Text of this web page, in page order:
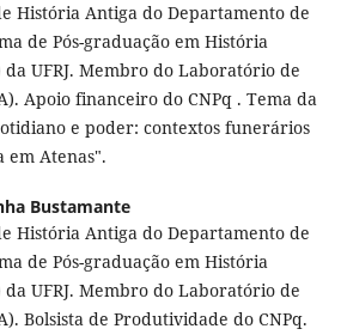
História Antiga do Departamento de
de Pós-graduação em História
da UFRJ. Membro do Laboratório de
Apoio financeiro do CNPq . Tema da
e poder: contextos funerários
em Atenas".
Bustamante
História Antiga do Departamento de
de Pós-graduação em História
da UFRJ. Membro do Laboratório de
Bolsista de Produtividade do CNPq.